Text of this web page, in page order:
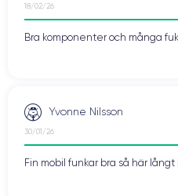
18/02/26
Bra komponenter och många
Yvonne Nilsson
30/01/26
Fin mobil funkar bra så här